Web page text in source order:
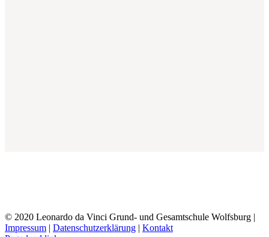
© 2020 Leonardo da Vinci Grund- und Gesamtschule Wolfsburg |
Impressum | Datenschutzerklärung | Kontakt